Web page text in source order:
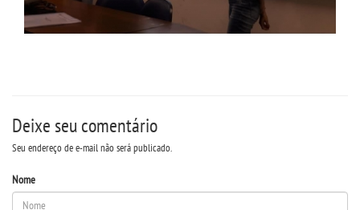
RELATOS
PORTAL DE ALUNOS
PORTAL DE PROFESSORES/ACADÊMICO
Deixe seu comentário
Seu endereço de e-mail não será publicado.
Nome